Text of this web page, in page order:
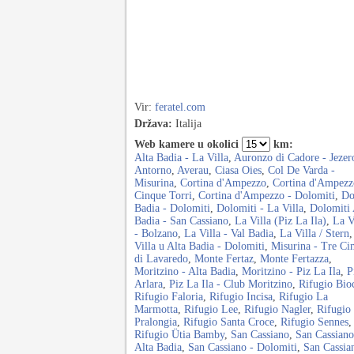
Vir: feratel.com
Država: Italija
Web kamere u okolici
km:
Alta Badia - La Villa, Auronzo di Cadore -
Antorno, Averau, Ciasa Oies, Col De Varda -
Misurina, Cortina d'Ampezzo, Cortina
Cinque Torri, Cortina d'Ampezzo - Dolomiti,
Badia - Dolomiti, Dolomiti - La Villa, Dolomiti
Badia - San Cassiano, La Villa (Piz La Ila), La
- Bolzano, La Villa - Val Badia, La Villa / Stern,
Villa u Alta Badia - Dolomiti, Misurina - Tre
di Lavaredo, Monte Fertaz, Monte Fertazza,
Moritzino - Alta Badia, Moritzino - Piz La Ila,
Arlara, Piz La Ila - Club Moritzino, Rifugio
Rifugio Faloria, Rifugio Incisa, Rifugio La
Marmotta, Rifugio Lee, Rifugio Nagler, Rifugio
Pralongia, Rifugio Santa Croce, Rifugio Sennes,
Rifugio Ütia Bamby, San Cassiano, San
Alta Badia, San Cassiano - Dolomiti, San